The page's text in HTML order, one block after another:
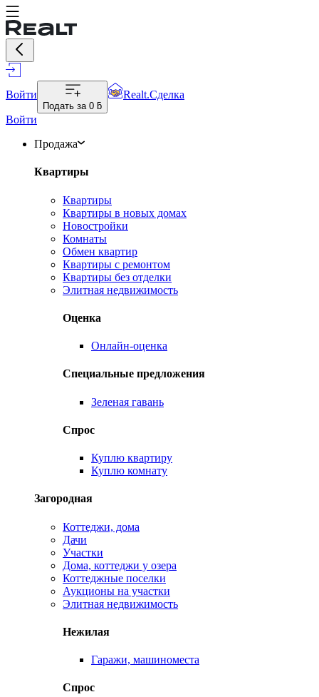
Войти
Подать за 0 ƃ
Realt.Сделка
Войти
Продажа
Квартиры
Квартиры
Квартиры в новых домах
Новостройки
Комнаты
Обмен квартир
Квартиры с ремонтом
Квартиры без отделки
Элитная недвижимость
Оценка
Онлайн-оценка
Специальные предложения
Зеленая гавань
Спрос
Куплю квартиру
Куплю комнату
Загородная
Коттеджи, дома
Дачи
Участки
Дома, коттеджи у озера
Коттеджные поселки
Аукционы на участки
Элитная недвижимость
Нежилая
Гаражи, машиноместа
Спрос